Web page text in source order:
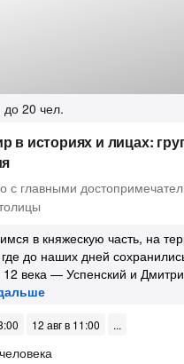
до 20 чел.
в историях и лицах:
с главными
в княжескую часть, на
до наших дней
12 века — Успенский и
12 авг в 11:00